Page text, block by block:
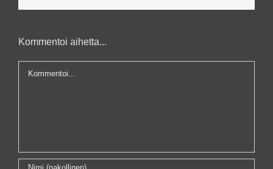
Kommentoi aihetta...